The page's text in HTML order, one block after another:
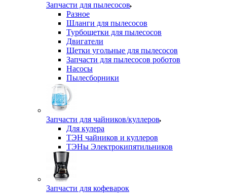
Запчасти для пылесосов
Разное
Шланги для пылесосов
Турбощетки для пылесосов
Двигатели
Щетки угольные для пылесосов
Запчасти для пылесосов роботов
Насосы
Пылесборники
Запчасти для чайников/куллеров
Для кулера
ТЭН чайников и куллеров
ТЭНы Электрокипятильников
Запчасти для кофеварок